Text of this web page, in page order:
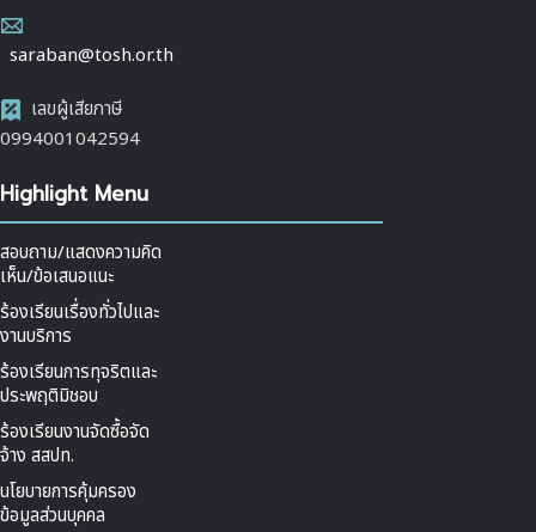
saraban@tosh.or.th
เลขผู้เสียภาษี
0994001042594
Highlight Menu
สอบถาม/แสดงความคิด
เห็น/ข้อเสนอแนะ
ร้องเรียนเรื่องทั่วไปและ
งานบริการ
ร้องเรียนการทุจริตและ
ประพฤติมิชอบ
ร้องเรียนงานจัดซื้อจัด
จ้าง สสปท.
นโยบายการคุ้มครอง
ข้อมูลส่วนบุคคล